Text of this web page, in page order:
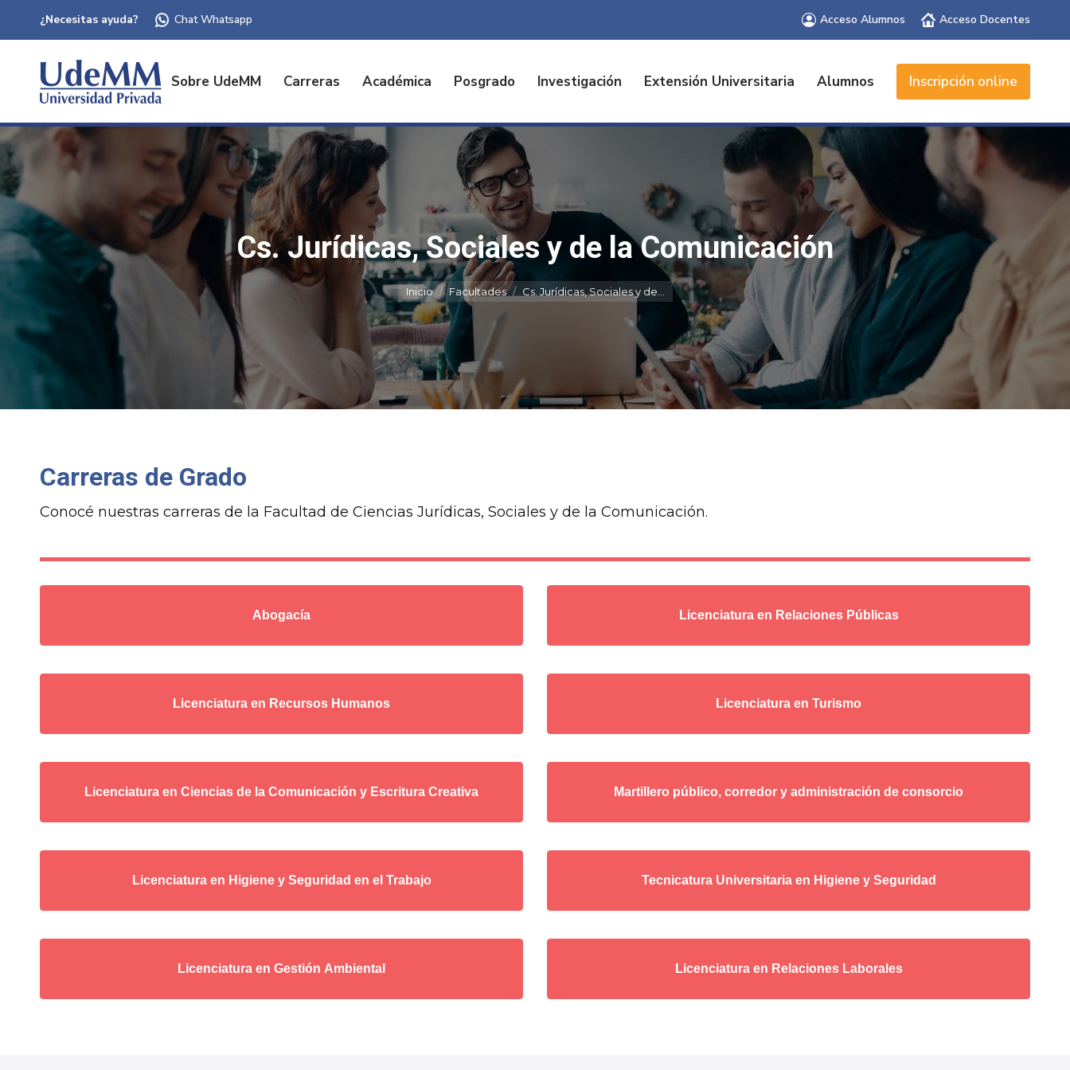
¿Necesitas ayuda? Chat Whatsapp Acceso Alumnos Acceso Docentes
Sobre UdeMM Carreras Académica Posgrado Investigación Extensión Universitaria Alumnos Inscripción online
Cs. Jurídicas, Sociales y de la Comunicación
Estás aquí:
Inicio Facultades Cs. Jurídicas, Sociales y de…
Carreras de Grado
Conocé nuestras carreras de la Facultad de Ciencias Jurídicas, Sociales y de la Comunicación.
Abogacía
Licenciatura en Recursos Humanos
Licenciatura en Ciencias de la Comunicación y Escritura Creativa
Licenciatura en Higiene y Seguridad en el Trabajo
Licenciatura en Gestión Ambiental
Licenciatura en Relaciones Públicas
Licenciatura en Turismo
Martillero público, corredor y administración de consorcio
Tecnicatura Universitaria en Higiene y Seguridad
Licenciatura en Relaciones Laborales